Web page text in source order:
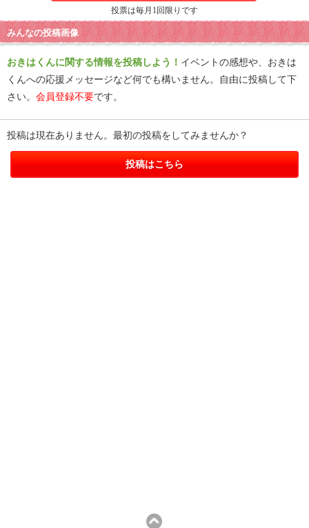
投票は毎月1回限りです
みんなの投稿画像
おきはくんに関する情報を投稿しよう！ イベントの感想や、おきは
くんへの応援メッセージなど何でも構いません。自由に投稿して下
さい。 会員登録不要です。
投稿は現在ありません。最初の投稿をしてみませんか？
投稿はこちら